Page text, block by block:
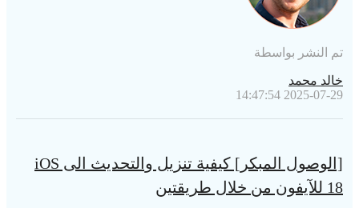
تم النشر بواسطة
خالد محمد
2025-07-29 14:47:54
[الوصول المبكر] كيفية تنزيل والتحديث الى iOS
18 للآيفون من خلال طريقتين